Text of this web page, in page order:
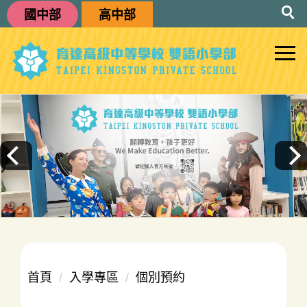
跳
到
主
要
內
容
國中部 高中部
首頁 入學專區 個別預約